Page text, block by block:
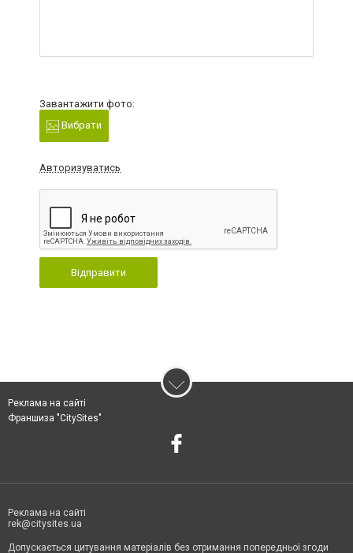
Завантажити фото:
Вибрати
Авторизуватись
Відправити
Реклама на сайті
Франшиза "CitySites"
Реклама на сайті
rek@citysites.ua
Допускається цитування матеріалів без отримання попередньої згоди